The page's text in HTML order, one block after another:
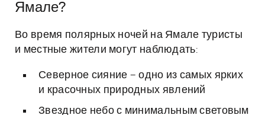
Ямале?
Во время полярных ночей на Ямале туристы
и местные жители могут наблюдать:
Северное сияние – одно из самых ярких
и красочных природных явлений
Звездное небо с минимальным световым